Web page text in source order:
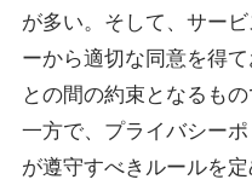
が多い。そして、サー
ーから適切な同意を得
との間の約束となるもの
一方で、プライバシー
が遵守すべきルールを定